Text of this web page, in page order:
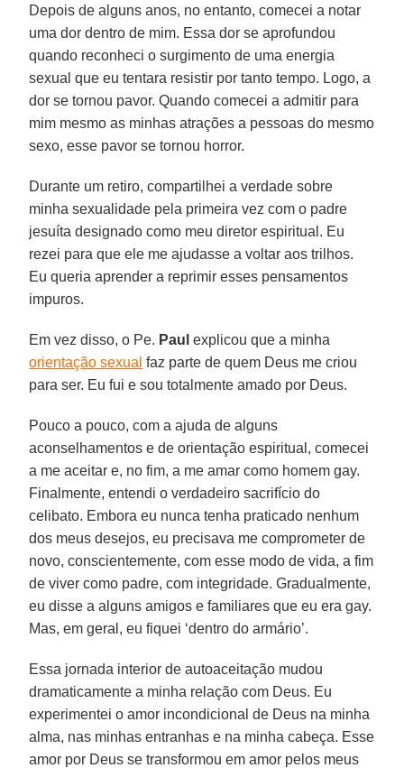
Depois de alguns anos, no entanto, comecei a notar
uma dor dentro de mim. Essa dor se aprofundou
quando reconheci o surgimento de uma energia
sexual que eu tentara resistir por tanto tempo. Logo, a
dor se tornou pavor. Quando comecei a admitir para
mim mesmo as minhas atrações a pessoas do mesmo
sexo, esse pavor se tornou horror.
Durante um retiro, compartilhei a verdade sobre
minha sexualidade pela primeira vez com o padre
jesuíta designado como meu diretor espiritual. Eu
rezei para que ele me ajudasse a voltar aos trilhos.
Eu queria aprender a reprimir esses pensamentos
impuros.
Em vez disso, o Pe. Paul explicou que a minha
orientação sexual faz parte de quem Deus me criou
para ser. Eu fui e sou totalmente amado por Deus.
Pouco a pouco, com a ajuda de alguns
aconselhamentos e de orientação espiritual, comecei
a me aceitar e, no fim, a me amar como homem gay.
Finalmente, entendi o verdadeiro sacrifício do
celibato. Embora eu nunca tenha praticado nenhum
dos meus desejos, eu precisava me comprometer de
novo, conscientemente, com esse modo de vida, a fim
de viver como padre, com integridade. Gradualmente,
eu disse a alguns amigos e familiares que eu era gay.
Mas, em geral, eu fiquei ‘dentro do armário’.
Essa jornada interior de autoaceitação mudou
dramaticamente a minha relação com Deus. Eu
experimentei o amor incondicional de Deus na minha
alma, nas minhas entranhas e na minha cabeça. Esse
amor por Deus se transformou em amor pelos meus